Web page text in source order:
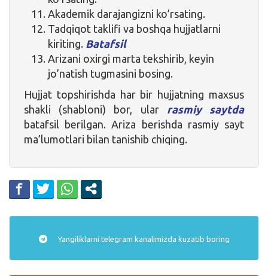
Akademik darajangizni ko’rsating.
Tadqiqot taklifi va boshqa hujjatlarni
kiriting. Batafsil
Arizani oxirgi marta tekshirib, keyin
jo’natish tugmasini bosing.
Hujjat topshirishda har bir hujjatning maxsus
shakli (shabloni) bor, ular
rasmiy saytda
batafsil berilgan. Ariza berishda rasmiy sayt
ma’lumotlari bilan tanishib chiqing.
Yangiliklarni telegram kanalimizda kuzatib boring